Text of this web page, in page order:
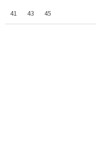
41
43 45